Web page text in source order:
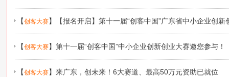
【创客大赛】
【报名开启】第十一届“创客中国”广东省中小企业创
东”大赛启动！9大领域等你来战
【创客大赛】 第十一届“创客中国”中小企业创新创业大赛邀您参与！
【创客大赛】 来广东，创未来！6大赛道、最高50万元资助已就位